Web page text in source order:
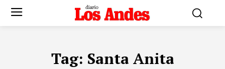
Tag: Santa Anita